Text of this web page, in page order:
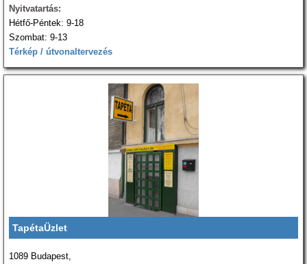
Nyitvatartás:
Hétfő-Péntek: 9-18
Szombat: 9-13
Térkép / útvonaltervezés
TapétaÜzlet
1089 Budapest,